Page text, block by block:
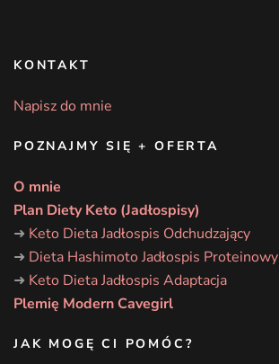
KONTAKT
Napisz do mnie
POZNAJMY SIĘ + OFERTA
O mnie
Plan Diety Keto (Jadłospisy)
➜ Keto Dieta Jadłospis Odchudzający
➜ Dieta Hashimoto Jadłospis Proteinowy
➜ Keto Dieta Jadłospis Adaptacja
Plemię Modern Cavegirl
JAK MOGĘ CI POMÓC?